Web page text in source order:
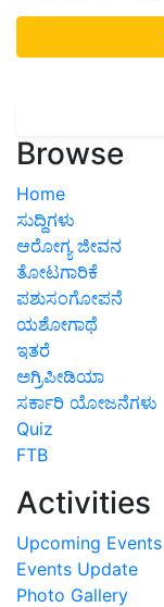
Browse
Home
ಸುದ್ದಿಗಳು
ಆರೋಗ್ಯ ಜೀವನ
ತೋಟಗಾರಿಕೆ
ಪಶುಸಂಗೋಪನೆ
ಯಶೋಗಾಥೆ
ಇತರೆ
ಅಗ್ರಿಪೀಡಿಯಾ
ಸರ್ಕಾರಿ ಯೋಜನೆಗಳು
Quiz
FTB
Activities
Upcoming Events
Events Update
Photo Gallery